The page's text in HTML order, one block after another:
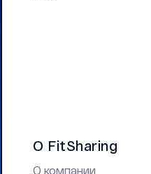
О FitSharing
О компании